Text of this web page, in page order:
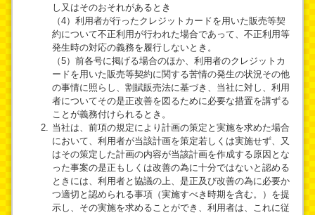
し又はそのおそれがあるとき
（4）利用者が行ったクレジットカードを用いた販売等契
約について不正利用が行われた場合であって、不正利用等
発生時の対応の義務を履行しないとき。
（5）前各号に掲げる場合のほか、利用者のクレジットカ
ードを用いた販売等契約に関する苦情の発生の状況その他
の事情に照らし、割賦販売法に基づき、当社に対し、利用
者についてその是正改善を図るために必要な措置を講ずる
ことが義務付けられるとき。
当社は、前項の規定により計画の策定と実施を求めた場合
において、利用者が当該計画を策定若しくは実施せず、又
はその策定した計画の内容が当該計画を作成する原因とな
った事案の是正もしくは改善の為に十分ではないと認める
ときには、利用者と協議の上、是正及び改善の為に必要か
つ適切と認められる事項（実施すべき時期を含む。）を提
示し、その実施を求めることができ、利用者は、これに従